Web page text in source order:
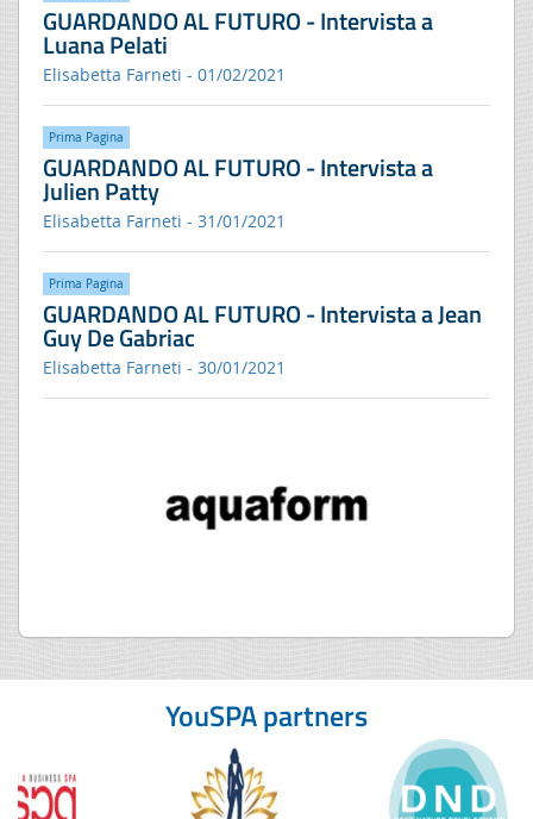
GUARDANDO AL FUTURO - Intervista a
Luana Pelati
Elisabetta Farneti - 01/02/2021
Prima Pagina
GUARDANDO AL FUTURO - Intervista a
Julien Patty
Elisabetta Farneti - 31/01/2021
Prima Pagina
GUARDANDO AL FUTURO - Intervista a Jean
Guy De Gabriac
Elisabetta Farneti - 30/01/2021
YouSPA partners